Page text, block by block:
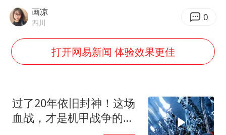
台风白海豚逼近 暴雨大暴雨来袭
公司“上四休三”但要降薪1000元
47岁妈妈突然产女 26岁女儿：很震惊
97岁英国奶奶飞上天再破吉尼斯纪录
画凉
四川 0
打开网易新闻 体验效果更佳
过了20年依旧封神！这场
血战，才是机甲战争的真